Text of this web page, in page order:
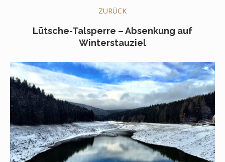
ZURÜCK
Lütsche-Talsperre – Absenkung auf
Winterstauziel